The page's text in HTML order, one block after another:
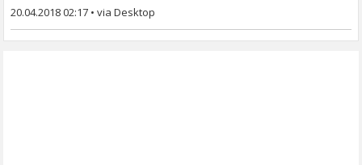
20.04.2018 02:17 •